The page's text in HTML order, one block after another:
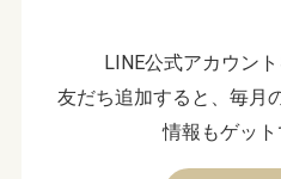
LINE公式アカウン
友だち追加すると、毎月
情報もゲット